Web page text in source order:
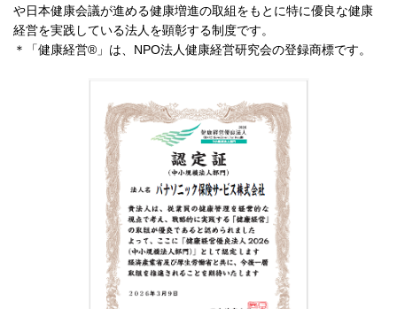
や日本健康会議が進める健康増進の取組をもとに特に優良な健康
経営を実践している法人を顕彰する制度です。
＊「健康経営®」は、NPO法人健康経営研究会の登録商標です。